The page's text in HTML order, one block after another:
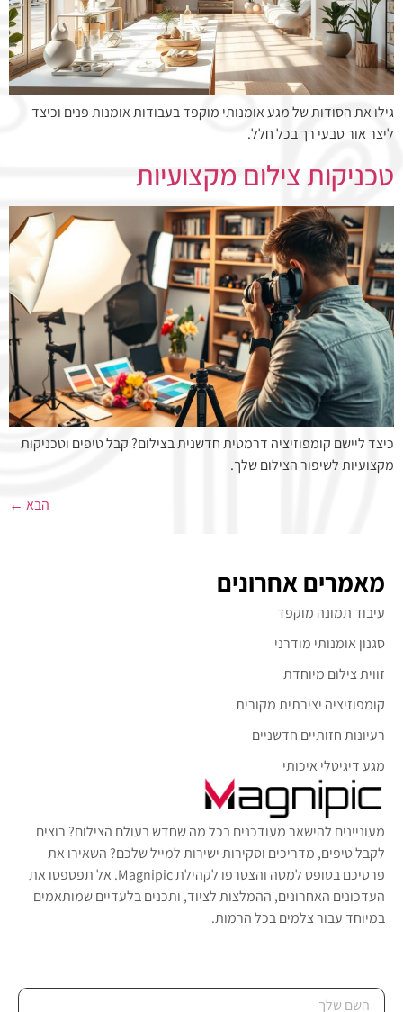
גילו את הסודות של מגע אומנותי מוקפד בעבודות אומנות פנים וכיצד
ליצר אור טבעי רך בכל חלל.
טכניקות צילום מקצועיות
כיצד ליישם קומפוזיציה דרמטית חדשנית בצילום? קבל טיפים וטכניקות
מקצועיות לשיפור הצילום שלך.
הבא ←
מאמרים אחרונים
עיבוד תמונה מוקפד
סגנון אומנותי מודרני
זווית צילום מיוחדת
קומפוזיציה יצירתית מקורית
רעיונות חזותיים חדשניים
מגע דיגיטלי איכותי
מעוניינים להישאר מעודכנים בכל מה שחדש בעולם הצילום? רוצים
לקבל טיפים, מדריכים וסקירות ישירות למייל שלכם? השאירו את
פרטיכם בטופס למטה והצטרפו לקהילת Magnipic. אל תפספסו את
העדכונים האחרונים, ההמלצות לציוד, ותכנים בלעדיים שמותאמים
במיוחד עבור צלמים בכל הרמות.